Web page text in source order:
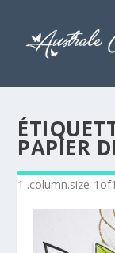
PAPIER